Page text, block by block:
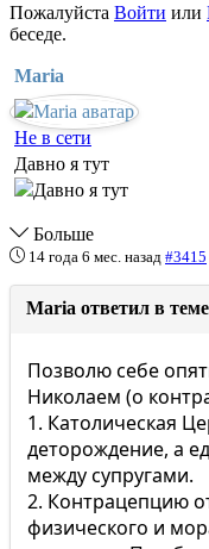
Пожалуйста Войти или
беседе.
Maria
Не в сети
Давно я тут
Больше
14 года 6 мес. назад #3415
Maria ответил в
Позволю себе
Николаем (о
1. Католическая
деторождение, а
между супругами.
2. Контрацепцию
физического и